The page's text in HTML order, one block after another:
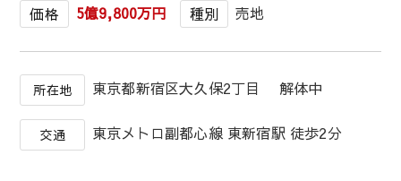
価格 5億9,800万円 種別 売地
所在地 東京都新宿区大久保2丁目 解体中
交通 東京メトロ副都心線 東新宿駅 徒歩2分